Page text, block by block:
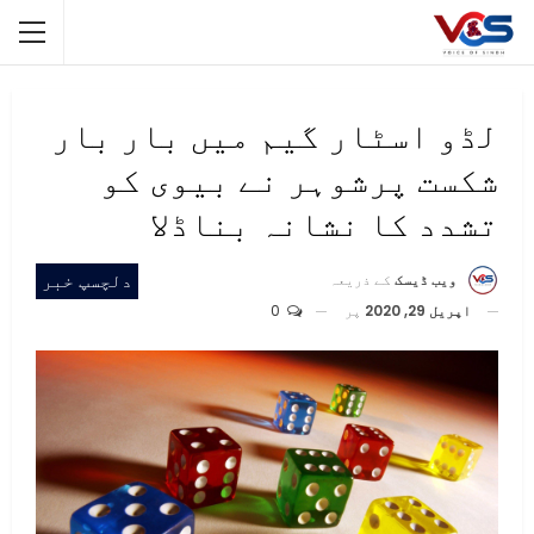
لڈو اسٹار گیم میں بار بار
شکست پرشوہر نے بیوی کو
تشدد کا نشانہ بناڈلا
دلچسپ خبر ویب ڈیسک کے ذریعہ
اپریل 29, 2020
پر